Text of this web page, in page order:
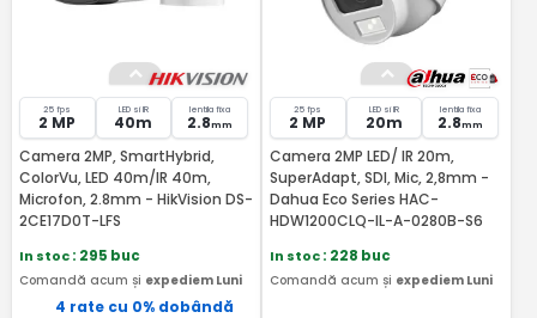
25 fps
2 MP
LED si IR
40m
lentila fixa
2.8mm
Camera 2MP, SmartHybrid,
ColorVu, LED 40m/IR 40m,
Microfon, 2.8mm - HikVision DS-
2CE17D0T-LFS
In stoc: 295 buc
Comandă acum și expediem Luni
4 rate cu 0% dobândă
25 fps
2 MP
LED si IR
20m
lentila fixa
2.8mm
Camera 2MP LED/ IR 20m,
SuperAdapt, SDI, Mic, 2,8mm -
Dahua Eco Series HAC-
HDW1200CLQ-IL-A-0280B-S6
In stoc: 228 buc
Comandă acum și expediem Luni